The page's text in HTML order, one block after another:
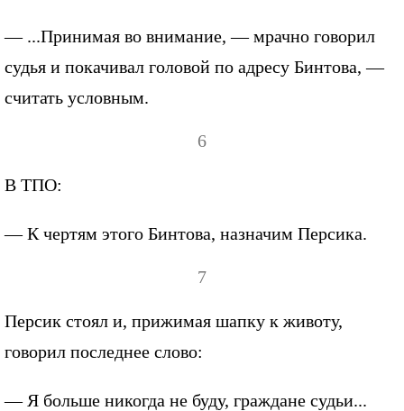
— ...Принимая во внимание, — мрачно говорил
судья и покачивал головой по адресу Бинтова, —
считать условным.
6
В ТПО:
— К чертям этого Бинтова, назначим Персика.
7
Персик стоял и, прижимая шапку к животу,
говорил последнее слово:
— Я больше никогда не буду, граждане судьи...